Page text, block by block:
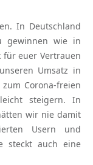
In Deutschland
gewinnen wie in
für euer Vertrauen
Umsatz in
Corona-freien
steigern. In
wir nie damit
Usern und
steckt auch eine